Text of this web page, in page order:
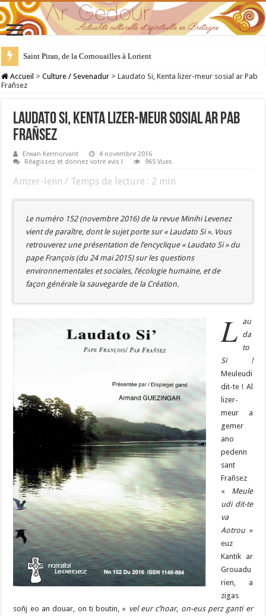
Saint Piran, de la Cornouailles à Lorient
28 juillet : Saint Samson de Dol, père de la Bretagne chrétienne
Accueil > Culture / Sevenadur > Laudato Si, Kenta lizer-meur sosial ar Pab
Frañsez
Laudato Si, Kenta lizer-meur sosial ar Pab
Frañsez
Erwan Kermorvant
4 novembre 2016
Réagissez et donnez votre avis !
965 Vues
Amzer-lenn / Temps de lecture : 2 min
Le numéro 152 (novembre 2016) de la revue Minihi Levenez
vient de paraître, dont le sujet porte sur « Laudato Si ». Vous
retrouverez une présentation de l’encyclique « Laudato Si » du
pape François (du 24 mai 2015) sur les questions
environnementales et sociales, l’écologie humaine, et de
façon générale la sauvegarde de la Création.
L au
da
to
Si !
Meuleudi
dit-te ! Al
lizer-
meur a
gemer
ano
pedenn
sant
Frañsez
« Meule
udi dit-te
va
Aotrou»
euz
Kantik ar
Grouadu
rien, a
zigas
soñj eo an douar, on ti boutin, « vel eur c’hoar, on-eus perz ganti er